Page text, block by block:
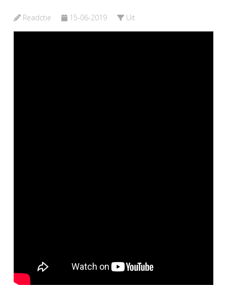
Readctie 15-06-2019 Uit